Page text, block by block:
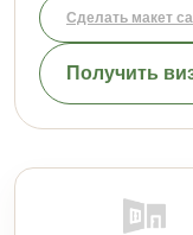
Сделать макет
Получить